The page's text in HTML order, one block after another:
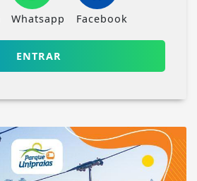
Whatsapp Facebook
ENTRAR